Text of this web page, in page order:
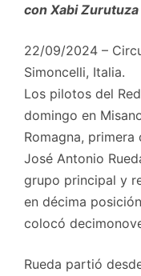
con Xabi
22/09/2024 –
Simoncelli, Italia.
Los pilotos del
domingo en
Romagna,
José Antonio
grupo principal y
en décima
colocó
Rueda partió